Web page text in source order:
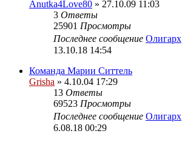
Anutka4Love80 » 27.10.09 11:03
3 Ответы
25901 Просмотры
Последнее сообщение Олигарх
13.10.18 14:54
Команда Марии Ситтель
Grisha » 4.10.04 17:29
13 Ответы
69523 Просмотры
Последнее сообщение Олигарх
6.08.18 00:29